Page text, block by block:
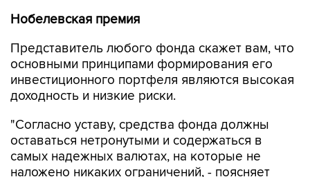
Нобелевская премия
Представитель любого фонда скажет вам, что
основными принципами формирования его
инвестиционного портфеля являются высокая
доходность и низкие риски.
"Согласно уставу, средства фонда должны
оставаться нетронутыми и содержаться в
самых надежных валютах, на которые не
наложено никаких ограничений, - поясняет